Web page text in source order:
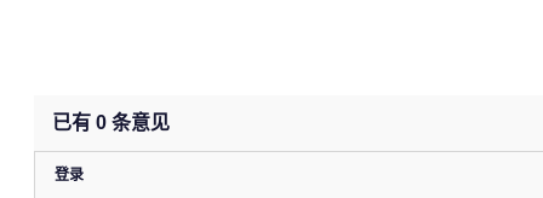
已有 0 条意见
登录